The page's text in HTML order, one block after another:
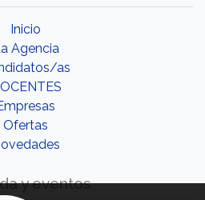
Inicio
Agencia
as
Ofertas
y eventos